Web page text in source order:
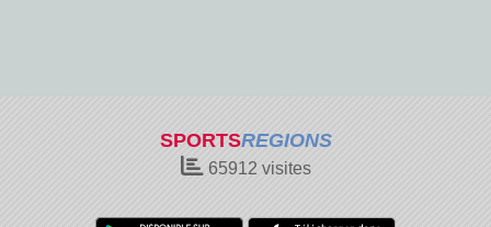
SPORTSREGIONS
65912 visites